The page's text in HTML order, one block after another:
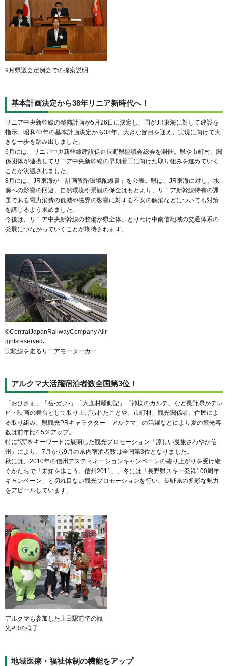
9月県議会定例会での提案説明
基本計画決定から38年リニア新時代へ！
リニア中央新幹線の整備計画が5月26日に決定し、国がJR東海に対して建設を
指示。昭和48年の基本計画決定から38年、大きな節目を迎え、実現に向けて大
きな一歩を踏み出しました。
6月には、リニア中央新幹線建設促進長野県協議会総会を開催。県や市町村、関
係団体が連携してリニア中央新幹線の早期着工に向けた取り組みを進めていく
ことが決議されました。
8月には、JR東海が「計画段階環境配慮書」を公表。県は、JR東海に対し、水
源への影響の回避、自然環境や景観の保全はもとより、リニア新幹線特有の課
題である電力消費の低減や磁界の影響に対する不安の解消などについても対策
を講じるよう求めました。
今後は、リニア中央新幹線の整備が県全体、とりわけ中南信地域の交通体系の
発展につながっていくことが期待されます。
©CentralJapanRailwayCompany.Allr
ightsreserved.
実験線を走るリニアモーターカー
アルクマ大活躍宿泊者数全国第3位！
「おひさま」「岳-ガク-」「大鹿村騒動記」「神様のカルテ」など長野県がテレ
ビ・映画の舞台として取り上げられたことや、市町村、観光関係者、住民によ
る取り組み、県観光PRキャラクター「アルクマ」の活躍などにより夏の観光客
数は前年比4.5％アップ。
特に“涼”をキーワードに展開した観光プロモーション「涼しい夏旅さわやか信
州」により、7月から9月の県内宿泊者数は全国第3位となりました。
秋には、2010年の信州デスティネーションキャンペーンの盛り上がりを受け継
ぐかたちで「未知を歩こう。信州2011」、冬には「長野県スキー発祥100周年
キャンペーン」と切れ目ない観光プロモーションを行い、長野県の多彩な魅力
をアピールしています。
アルクマも参加した上田駅前での観
光PRの様子
地域医療・福祉体制の機能をアップ